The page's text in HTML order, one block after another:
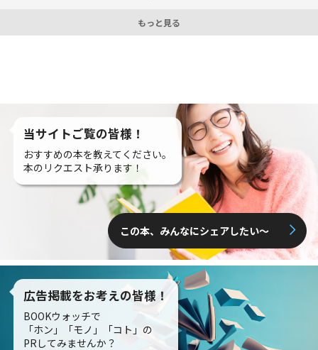
もっと見る
当サイトご覧の皆様！
おすすめの本を教えてください。
本のリクエスト承ります！
この本、みんなにシェアしたい〜
広告掲載をお考えの皆様！
BOOKウォッチで
「ホン」「モノ」「コト」の
PRしてみませんか？